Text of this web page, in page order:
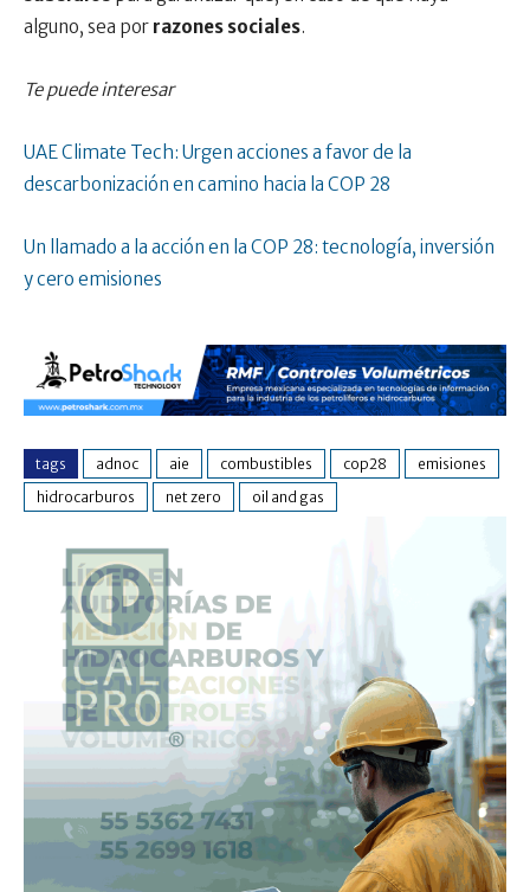
alguno, sea por razones sociales.
Te puede interesar
UAE Climate Tech: Urgen acciones a favor de la
descarbonización en camino hacia la COP 28
Un llamado a la acción en la COP 28: tecnología, inversión
y cero emisiones
tags adnoc aie combustibles cop28
emisiones
hidrocarburos
net zero oil and gas